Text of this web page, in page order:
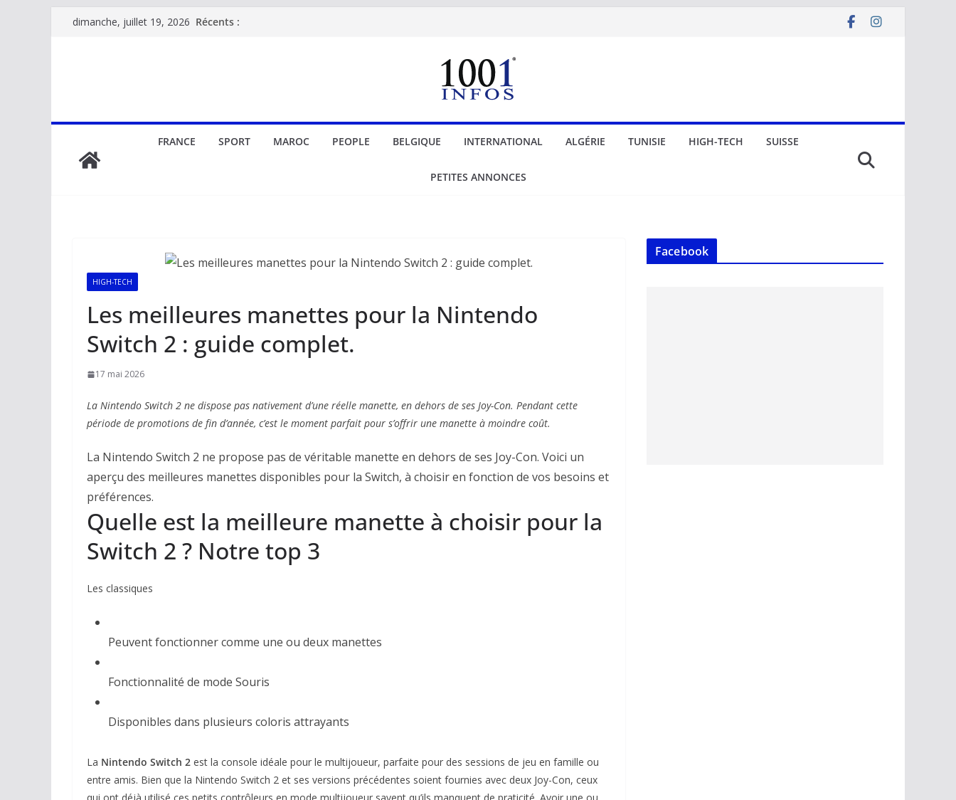
Passerdimanche, juillet 19, 2026 Récents :
FRANCE SPORT MAROC PEOPLE BELGIQUE INTERNATIONAL ALGÉRIE TUNISIE HIGH-TECH SUISSE
PETITES ANNONCES
HIGH-TECH
Les meilleures manettes pour la Nintendo
Switch 2 : guide complet.
17 mai 2026
La Nintendo Switch 2 ne dispose pas nativement d’une réelle manette, en dehors de ses Joy-Con. Pendant cette
période de promotions de fin d’année, c’est le moment parfait pour s’offrir une manette à moindre coût.
La Nintendo Switch 2 ne propose pas de véritable manette en dehors de ses Joy-Con. Voici un
aperçu des meilleures manettes disponibles pour la Switch, à choisir en fonction de vos besoins et
préférences.
Quelle est la meilleure manette à choisir pour la
Switch 2 ? Notre top 3
Les classiques
Peuvent fonctionner comme une ou deux manettes
Fonctionnalité de mode Souris
Disponibles dans plusieurs coloris attrayants
La Nintendo Switch 2 est la console idéale pour le multijoueur, parfaite pour des sessions de jeu en famille ou
entre amis. Bien que la Nintendo Switch 2 et ses versions précédentes soient fournies avec deux Joy-Con, ceux
Facebook